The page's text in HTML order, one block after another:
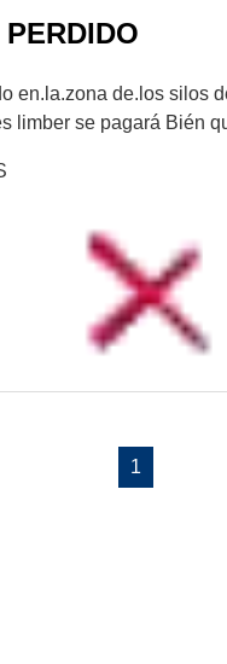
en.la.zona de.los silos
limber se pagará Bién
1